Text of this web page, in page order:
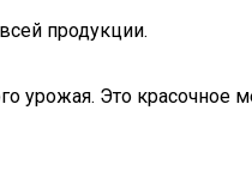
продукции.
урожая. Это красочное